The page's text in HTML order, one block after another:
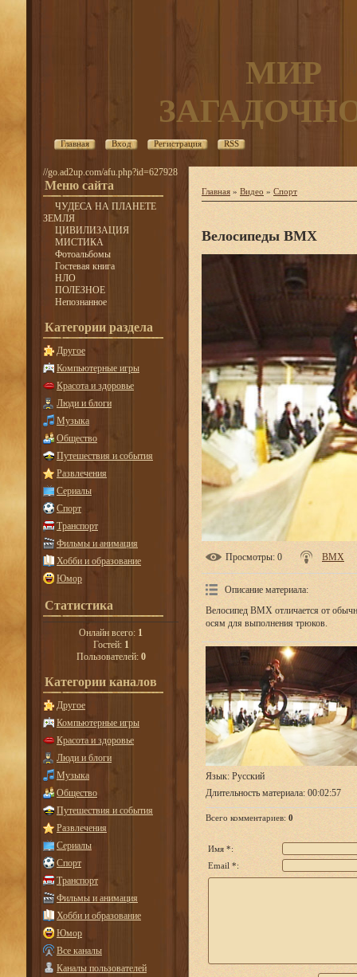
МИР
Главная Вход Регистрация RSS
//go.ad2up.com/afu.php?id=627928
Меню сайта
ЧУДЕСА НА ПЛАНЕТЕ
ЗЕМЛЯ
ЦИВИЛИЗАЦИЯ
МИСТИКА
Фотоальбомы
Гостевая книга
НЛО
ПОЛЕЗНОЕ
Непознанное
Категории раздела
Другое
Компьютерные игры
Красота и здоровье
Люди и блоги
Музыка
Общество
Путешествия и события
Развлечения
Сериалы
Спорт
Транспорт
Фильмы и анимация
Хобби и образование
Юмор
Статистика
Онлайн всего: 1
Гостей: 1
Пользователей: 0
Категории каналов
Другое
Компьютерные игры
Красота и здоровье
Люди и блоги
Музыка
Общество
Путешествия и события
Развлечения
Сериалы
Спорт
Транспорт
Фильмы и анимация
Хобби и образование
Юмор
Все каналы
Каналы пользователей
Главная » Видео » Спорт
Велосипеды BMX
Просмотры: 0 BMX
Описание материала:
Велосипед BMX отличается от
осям для выполнения трюков.
Язык: Русский
Длительность материала: 00:02:57
Всего комментариев: 0
Имя *:
Email *: